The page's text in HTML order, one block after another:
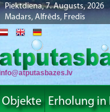
Piektdiena, 7. Augusts, 2026
Madars, Alfrēds, Fredis
info@atputasbazes.lv
Objekte Erholung in